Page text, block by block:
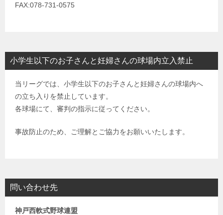
FAX:078-731-0575
小学生以下のお子さんと妊婦さんの球場内立入禁止
当リーグでは、小学生以下のお子さんと妊婦さんの球場内へ
の立ち入りを禁止しています。
各球場にて、審判の指示に従ってください。
事故防止のため、ご理解とご協力をお願いいたします。
問い合わせ先
神戸西軟式野球連盟